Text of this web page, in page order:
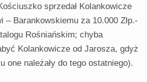
sprzedał Kolankowicze
– Barankowskiemu za 10.000 Złp.-
Rośniańskim; chyba
Kolankowicze od Jarosza, gdyż
one należały do tego ostatniego).